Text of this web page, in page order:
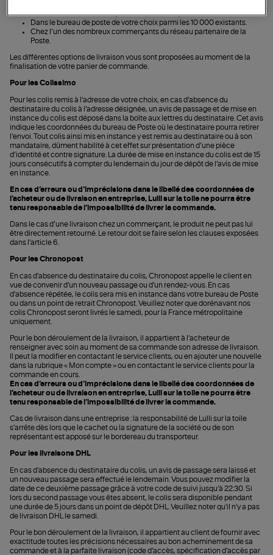
À l’adresse de votre choix (domicile, bureau…).
Dans le bureau de poste de votre choix parmi les 10 000 existants.
Chez l’un des nombreux commerçants du réseau partenaire de la
Poste.
Les différentes options de livraison vous sont proposées au moment de la
finalisation de votre panier de commande.
Pour les Colissimo
Pour les colis remis à l'adresse de votre choix, en cas d’absence du
destinataire du colis à l’adresse désignée, un avis de passage et de mise en
instance du colis est déposé dans la boîte aux lettres du destinataire. Cet avis
indique les coordonnées du bureau de Poste où le destinataire pourra retirer
l’envoi. Tout colis ainsi mis en instance y est remis au destinataire ou à son
mandataire, dûment habilité à cet effet sur présentation d’une pièce
d’identité et contre signature. La durée de mise en instance du colis est de 15
jours consécutifs à compter du lendemain du jour de dépôt de l’avis de mise
en instance.
En cas d’erreurs ou d’imprécisions dans le libellé des coordonnées de
l’acheteur ou de livraison en entreprise, Lulli sur la toile ne pourra être
tenu responsable de l’impossibilité de livrer la commande.
Dans le cas d’une livraison chez un commerçant, le produit ne peut pas lui
être directement retourné. Le retour doit se faire selon les clauses exposées
dans l’article 6.
Pour les Chronopost
En cas d'absence du destinataire du colis, Chronopost appelle le client en
vue de convenir d'un nouveau passage ou d'un rendez-vous. En cas
d'absence répétée, le colis sera mis en instance dans votre bureau de Poste
ou dans un point de retrait Chronopost. Veuillez noter que dorénavant nos
colis Chronopost seront livrés le samedi, pour la France métropolitaine
uniquement.
Pour le bon déroulement de la livraison, il appartient à l’acheteur de
renseigner avec soin au moment de sa commande son adresse de livraison.
Il peut la modifier en contactant le service clients, ou en ajouter une nouvelle
dans la rubrique « Mon compte » ou en contactant le service clients pour la
commande en cours.
En cas d’erreurs ou d’imprécisions dans le libellé des coordonnées de
l’acheteurou de livraison en entreprise, Lulli sur la toile ne pourra être
tenu responsable de l’impossibilité de livrer la commande.
Cas de livraison dans une entreprise : la responsabilité de Lulli sur la toile
s'arrête dès lors que le cachet ou la signature de la société ou de son
représentant est apposé sur le bordereau du transporteur.
Pour les livraisons DHL
En cas d’absence du destinataire du colis, un avis de passage sera laissé et
un nouveau passage sera effectué le lendemain. Vous pouvez modifier la
date de ce deuxième passage grâce à votre code de suivi jusqu’à 22:30. Si
lors du second passage vous êtes absent, le colis sera disponible pendant
une durée de 5 jours dans un point de dépôt DHL. Veuillez noter qu'il n'y a pas
de livraison DHL le samedi.
Pour le bon déroulement de la livraison, il appartient au client de fournir avec
exactitude toutes les précisions nécessaires au bon acheminement de sa
commande et à la parfaite livraison (code d’accès, spécification d’accès par